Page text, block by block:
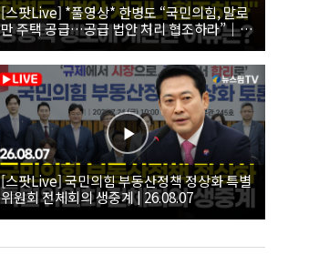
[스팟Live] *풀영상* 한병도 “국민의힘, 말로
만 주택 공급…공급 법안 처리 협조하라”｜
26.08.07 더불어민주당 원내대책회의
[스팟Live] 국민의힘 부동산정책 정상화 특별
위원회 전체회의 생중계 | 26.08.07